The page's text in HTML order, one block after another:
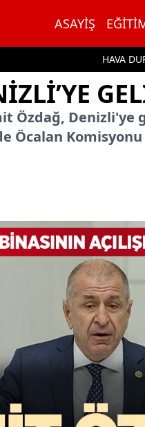
ASAYIŞ
HAVA
Özdağ,
Öcalan